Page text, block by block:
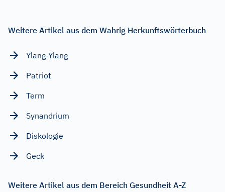
Weitere Artikel aus dem Wahrig Herkunftswörterbuch
Ylang-Ylang
Patriot
Term
Synandrium
Diskologie
Geck
Weitere Artikel aus dem Bereich Gesundheit A-Z